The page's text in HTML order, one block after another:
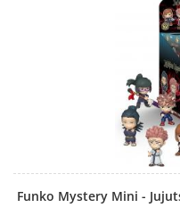
Funko Mystery Mini -